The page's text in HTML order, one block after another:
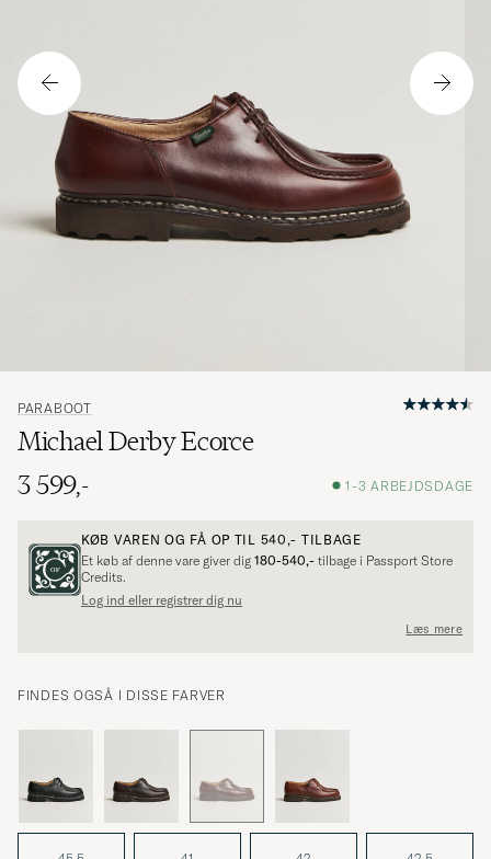
PARABOOT
Michael Derby Ecorce
3 599,-
1-3 ARBEJDSDAGE
KØB VAREN OG FÅ OP TIL 540,- TILBAGE
Et køb af denne vare giver dig 180-540,- tilbage i Passport Store
Credits.
Log ind eller registrer dig nu
Læs mere
FINDES OGSÅ I DISSE FARVER